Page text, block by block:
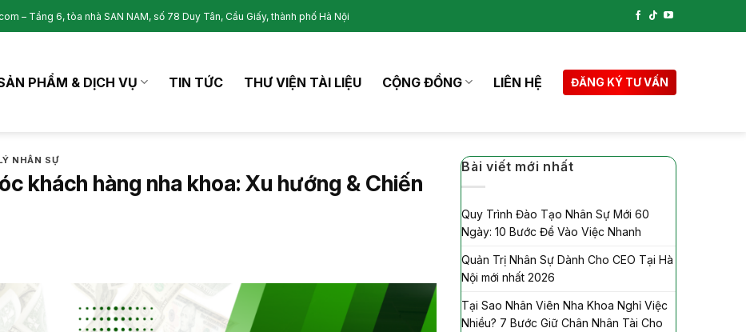
– Tầng 6, tòa nhà SAN NAM, số 78 Duy Tân, Cầu Giấy, thành phố Hà Nội
PHẨM & DỊCH VỤ TIN TỨC THƯ VIỆN TÀI LIỆU CỘNG ĐỒNG LIÊN HỆ ĐĂNG KÝ TƯ VẤN
NHÂN SỰ
khách hàng nha khoa: Xu hướng & Chiến
Bài viết mới nhất
Quy Trình Đào Tạo Nhân Sự Mới 60
Ngày: 10 Bước Để Vào Việc Nhanh
Quản Trị Nhân Sự Dành Cho CEO Tại Hà
Nội mới nhất 2026
Tại Sao Nhân Viên Nha Khoa Nghỉ Việc
Nhiều? 7 Bước Giữ Chân Nhân Tài Cho